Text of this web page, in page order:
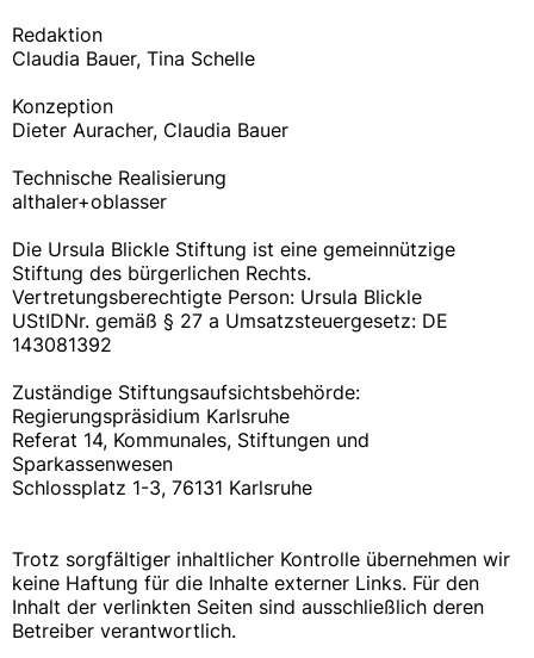
Redaktion
Claudia Bauer, Tina Schelle
Konzeption
Dieter Auracher, Claudia Bauer
Technische Realisierung
althaler+oblasser
Die Ursula Blickle Stiftung ist eine gemeinnützige
Stiftung des bürgerlichen Rechts.
Vertretungsberechtigte Person: Ursula Blickle
UStIDNr. gemäß § 27 a Umsatzsteuergesetz: DE
143081392
Zuständige Stiftungsaufsichtsbehörde:
Regierungspräsidium Karlsruhe
Referat 14, Kommunales, Stiftungen und
Sparkassenwesen
Schlossplatz 1-3, 76131 Karlsruhe
Trotz sorgfältiger inhaltlicher Kontrolle übernehmen wir
keine Haftung für die Inhalte externer Links. Für den
Inhalt der verlinkten Seiten sind ausschließlich deren
Betreiber verantwortlich.